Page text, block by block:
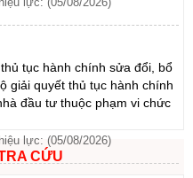
tục hành chính sửa đổi, bổ
giải quyết thủ tục hành chính
đầu tư thuộc phạm vi chức
lực: (05/08/2026)
CỨU